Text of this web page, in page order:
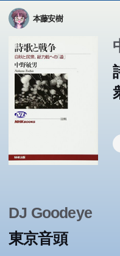
「障害者も健常者も同
者の無関心を誘い、障
すしかない。障害者同
原爆が炸裂した朝、一
ている。―文化混淆の街
女性と黒人男性との同
砂漠に飛行機で不時着
は、小さな小さな自分
ぐってから七番目の星
この本のあらすじは準備
田舎の県立高校。バレ
理由も告げずに突然部
生たちの学校生活に小
の補欠・風助、ブラス
多くの人は、人には心
うに見えますし、教育
るのだろうというよう
この本のあらすじは準備
ロボットという言葉は
た。舞台は人造人間の
場。人間の労働を肩代
本藤安樹
この本のあらすじは準備
DJ Goodeye
東京音頭
この本のあらすじは準備
この本のあらすじは準備
甲虫の羽音とチョウの
物たちが独自の知覚と行
さ。この本は動物の感
この本のあらすじは準備
この本のあらすじは準備
この本のあらすじは準備
親友を裏切って恋人を
感に苦しみ、自らも死
描いた作品。鎌倉の海
卓越した武勇と揺るぎ
ンの信頼厚い将軍マク
魔女の予言はマクベス
ます。夫以上に野心的
この本のあらすじは準備
私は体調の悪いときに
る。しかし最近は馴染
日檸檬を買った私は、